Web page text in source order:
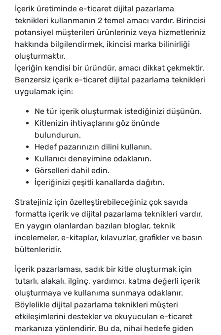
İçerik üretiminde e-ticaret dijital pazarlama
teknikleri kullanmanın 2 temel amacı vardır. Birincisi
potansiyel müşterileri ürünleriniz veya hizmetleriniz
hakkında bilgilendirmek, ikincisi marka bilinirliği
oluşturmaktır.
İçeriğin kendisi bir üründür, amacı dikkat çekmektir.
Benzersiz içerik e-ticaret dijital pazarlama teknikleri
uygulamak için:
Ne tür içerik oluşturmak istediğinizi düşünün.
Kitlenizin ihtiyaçlarını göz önünde
bulundurun.
Hedef pazarınızın dilini kullanın.
Kullanıcı deneyimine odaklanın.
Görselleri dahil edin.
İçeriğinizi çeşitli kanallarda dağıtın.
Stratejiniz için özelleştirebileceğiniz çok sayıda
formatta içerik ve dijital pazarlama teknikleri vardır.
En yaygın olanlardan bazıları bloglar, teknik
incelemeler, e-kitaplar, kılavuzlar, grafikler ve basın
bültenleridir.
İçerik pazarlaması, sadık bir kitle oluşturmak için
tutarlı, alakalı, ilginç, yardımcı, katma değerli içerik
oluşturmaya ve kullanıma sunmaya odaklanır.
Böylelikle dijital pazarlama teknikleri müşteri
etkileşimlerini destekler ve okuyucuları e-ticaret
markanıza yönlendirir. Bu da, nihai hedefe giden